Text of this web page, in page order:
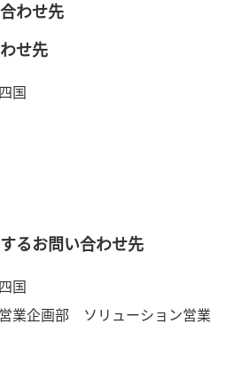
わせ先
せ先
国
るお問い合わせ先
国
業企画部 ソリューション営業